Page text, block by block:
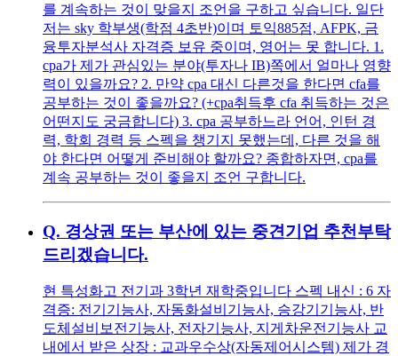
를 계속하는 것이 맞을지 조언을 구하고 싶습니다. 일단
저는 sky 학부생(학점 4초반)이며 토익885점, AFPK, 금
융투자분석사 자격증 보유 중이며, 영어는 못 합니다. 1.
cpa가 제가 관심있는 분야(투자나 IB)쪽에서 얼마나 영향
력이 있을까요? 2. 만약 cpa 대신 다른것을 한다면 cfa를
공부하는 것이 좋을까요? (+cpa취득후 cfa 취득하는 것은
어떤지도 궁금합니다) 3. cpa 공부하느라 언어, 인턴 경
력, 학회 경력 등 스펙을 챙기지 못했는데, 다른 것을 해
야 한다면 어떻게 준비해야 할까요? 종합하자면, cpa를
계속 공부하는 것이 좋을지 조언 구합니다.
Q. 경상권 또는 부산에 있는 중견기업 추천부탁
드리겠습니다.
현 특성화고 전기과 3학년 재학중입니다 스펙 내신 : 6 자
격증: 전기기능사, 자동화설비기능사, 승강기기능사, 반
도체설비보전기능사, 전자기능사, 지게차운전기능사 교
내에서 받은 상장 : 교과우수상(자동제어시스템) 제가 경